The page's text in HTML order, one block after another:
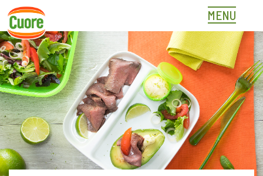
Skip
content
MENU